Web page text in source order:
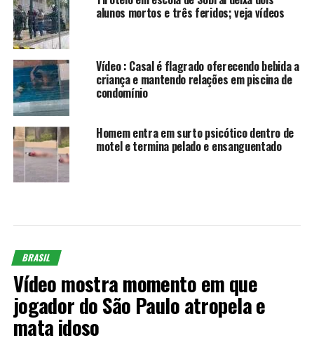
alunos mortos e três feridos; veja vídeos
Vídeo : Casal é flagrado oferecendo bebida a
criança e mantendo relações em piscina de
condomínio
Homem entra em surto psicótico dentro de
motel e termina pelado e ensanguentado
BRASIL
Vídeo mostra momento em que
jogador do São Paulo atropela e
mata idoso